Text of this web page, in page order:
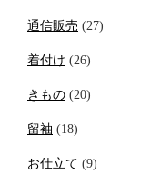
通信販売 (27)
着付け (26)
きもの (20)
留袖 (18)
お仕立て (9)